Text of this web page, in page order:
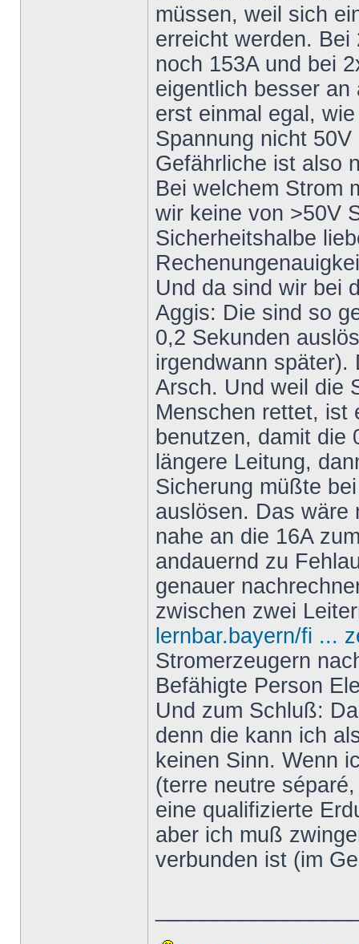
müssen, weil sich
erreicht werden.
noch 153A und bei
eigentlich besser
erst einmal egal,
Spannung nicht
Gefährliche ist also
Bei welchem Strom
wir keine von >50V
Sicherheitshalbe
Und da sind wir bei
Aggis: Die sind so
0,2 Sekunden
irgendwann später).
Arsch. Und weil die
Menschen rettet, ist
benutzen, damit die
längere Leitung,
Sicherung müßte
auslösen. Das wäre
nahe an die 16A
andauernd zu
genauer
zwischen zwei
lernbar.bayern/fi ...
Stromerzeugern
Befähigte Person
Und zum Schluß:
denn die kann ich
keinen Sinn. Wenn
(terre neutre
eine qualifizierte
aber ich muß
verbunden ist (im